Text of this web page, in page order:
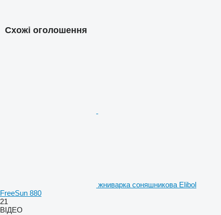
Схожі оголошення
жниварка соняшникова Elibol
FreeSun 880
21
ВІДЕО